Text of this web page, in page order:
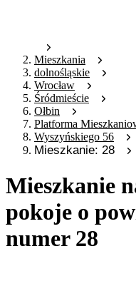
Mieszkania
dolnośląskie
Wrocław
Śródmieście
Ołbin
Platforma
Wyszyńskiego 56
Mieszkanie: 28
Mieszkanie
pokoje o
numer 28